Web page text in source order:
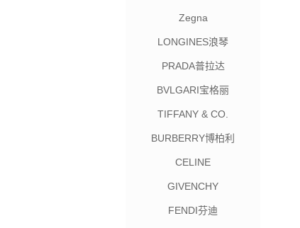
Zegna
LONGINES浪琴
PRADA普拉达
BVLGARI宝格丽
TIFFANY & CO.
BURBERRY博柏利
CELINE
GIVENCHY
FENDI芬迪